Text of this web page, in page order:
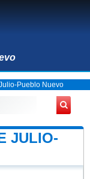
Pueblo Nuevo
JULIO-